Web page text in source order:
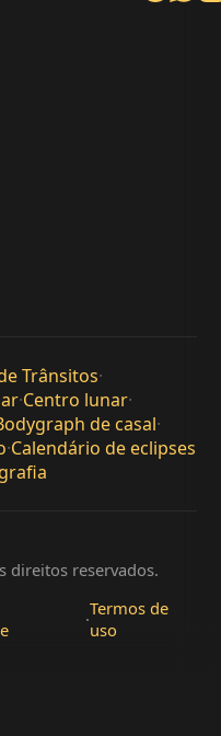
Trânsitos·
·Centro lunar·
de casal·
·Calendário de eclipses
direitos reservados.
·Termos de
uso